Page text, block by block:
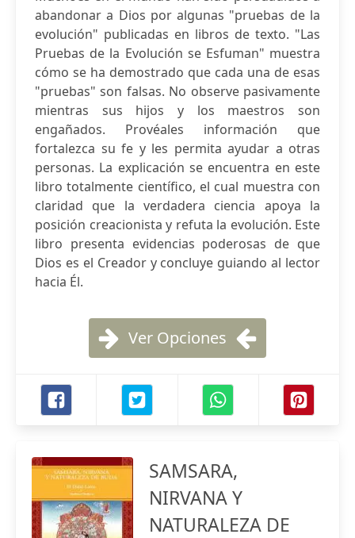
abandonar a Dios por algunas "pruebas de la
evolución" publicadas en libros de texto. "Las
Pruebas de la Evolución se Esfuman" muestra
cómo se ha demostrado que cada una de esas
"pruebas" son falsas. No observe pasivamente
mientras sus hijos y los maestros son
engañados. Provéales información que
fortalezca su fe y les permita ayudar a otras
personas. La explicación se encuentra en este
libro totalmente científico, el cual muestra con
claridad que la verdadera ciencia apoya la
posición creacionista y refuta la evolución. Este
libro presenta evidencias poderosas de que
Dios es el Creador y concluye guiando al lector
hacia Él.
Ver Opciones
SAMSARA,
NIRVANA Y
NATURALEZA DE